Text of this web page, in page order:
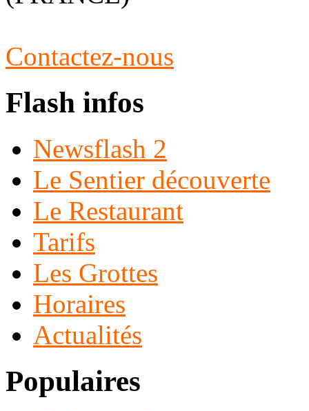
Contactez-nous
Flash infos
Newsflash 2
Le Sentier découverte
Le Restaurant
Tarifs
Les Grottes
Horaires
Actualités
Populaires